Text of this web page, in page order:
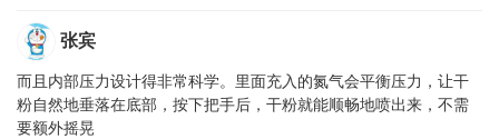
张宾
而且内部压力设计得非常科学。里面充入的氮气会平衡压力，让干
粉自然地垂落在底部，按下把手后，干粉就能顺畅地喷出来，不需
要额外摇晃